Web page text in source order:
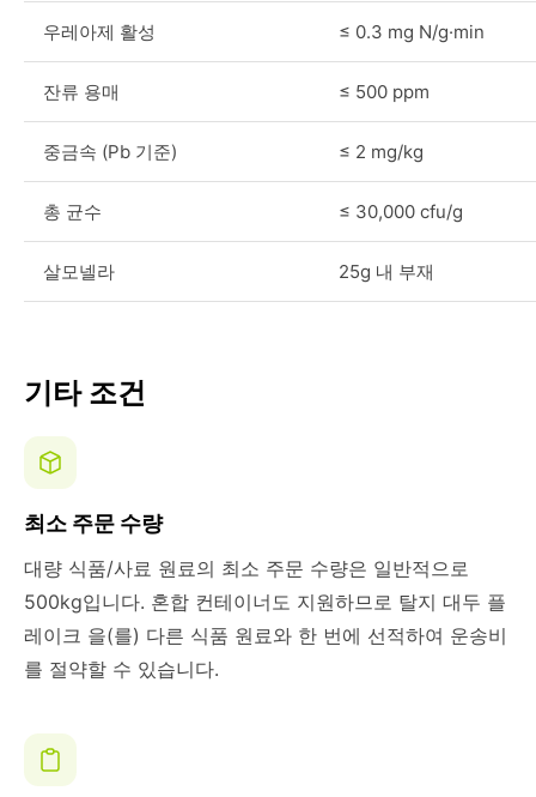
우레아제 활성 ≤ 0.3 mg N/g·min
잔류 용매 ≤ 500 ppm
중금속 (Pb 기준) ≤ 2 mg/kg
총 균수 ≤ 30,000 cfu/g
살모넬라 25g 내 부재
기타 조건
최소 주문 수량
대량 식품/사료 원료의 최소 주문 수량은 일반적으로
500kg입니다. 혼합 컨테이너도 지원하므로 탈지 대두 플
레이크 을(를) 다른 식품 원료와 한 번에 선적하여 운송비
를 절약할 수 있습니다.